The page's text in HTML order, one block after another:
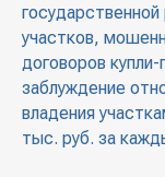
участков,
договоров
заблуждение
владения
тыс. руб. за